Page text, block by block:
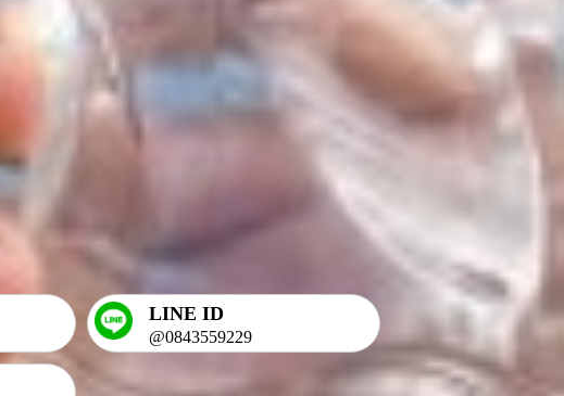
LINE ID
@0843559229